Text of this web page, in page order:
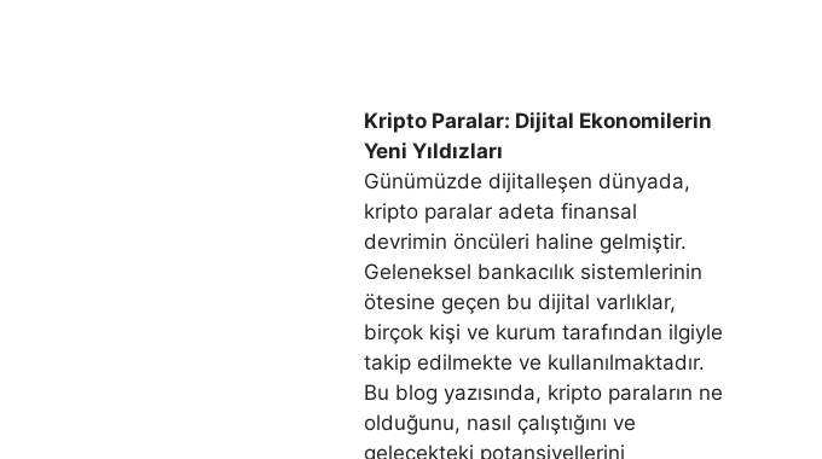
Kripto Paralar: Dijital Ekonomilerin
Yeni Yıldızları
Günümüzde dijitalleşen dünyada,
kripto paralar adeta finansal
devrimin öncüleri haline gelmiştir.
Geleneksel bankacılık sistemlerinin
ötesine geçen bu dijital varlıklar,
birçok kişi ve kurum tarafından ilgiyle
takip edilmekte ve kullanılmaktadır.
Bu blog yazısında, kripto paraların ne
olduğunu, nasıl çalıştığını ve
gelecekteki potansiyellerini